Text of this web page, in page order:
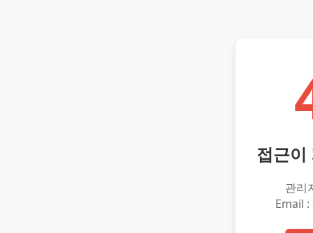
접근이
관리
Email